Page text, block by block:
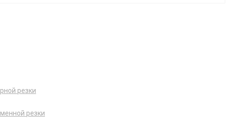
резки
резки